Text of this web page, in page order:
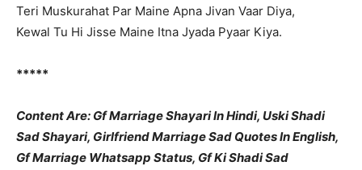
Teri Muskurahat Par Maine Apna Jivan Vaar Diya,
Kewal Tu Hi Jisse Maine Itna Jyada Pyaar Kiya.
*****
Content Are: Gf Marriage Shayari In Hindi, Uski Shadi
Sad Shayari, Girlfriend Marriage Sad Quotes In English,
Gf Marriage Whatsapp Status, Gf Ki Shadi Sad